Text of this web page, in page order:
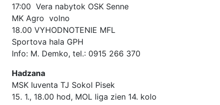
17:00 Vera nabytok OSK Senne
MK Agro volno
18.00 VYHODNOTENIE MFL
Sportova hala GPH
Info: M. Demko, tel.: 0915 266 370
Hadzana
MSK Iuventa TJ Sokol Pisek
15. 1., 18.00 hod, MOL liga zien 14. kolo